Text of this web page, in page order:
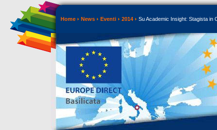
Home News Eventi 2014 Su Academic Insight: Stagista in